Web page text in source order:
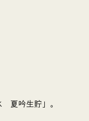
夏吟生貯」。